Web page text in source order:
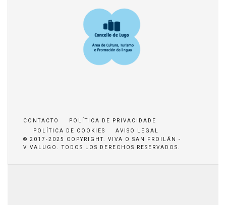
CONTACTO
POLÍTICA DE PRIVACIDADE
POLÍTICA DE COOKIES
AVISO LEGAL
© 2017-2025 COPYRIGHT. VIVA O SAN FROILÁN -
VIVALUGO. TODOS LOS DERECHOS RESERVADOS.